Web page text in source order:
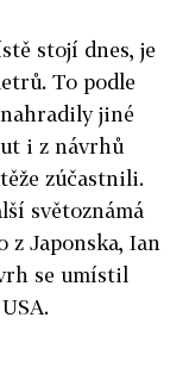
stojí dnes, je
To podle
jiné
i z návrhů
zúčastnili.
světoznámá
z Japonska, Ian
se umístil